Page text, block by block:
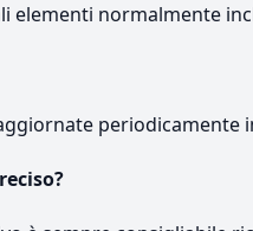
elementi normalmente
periodicamente